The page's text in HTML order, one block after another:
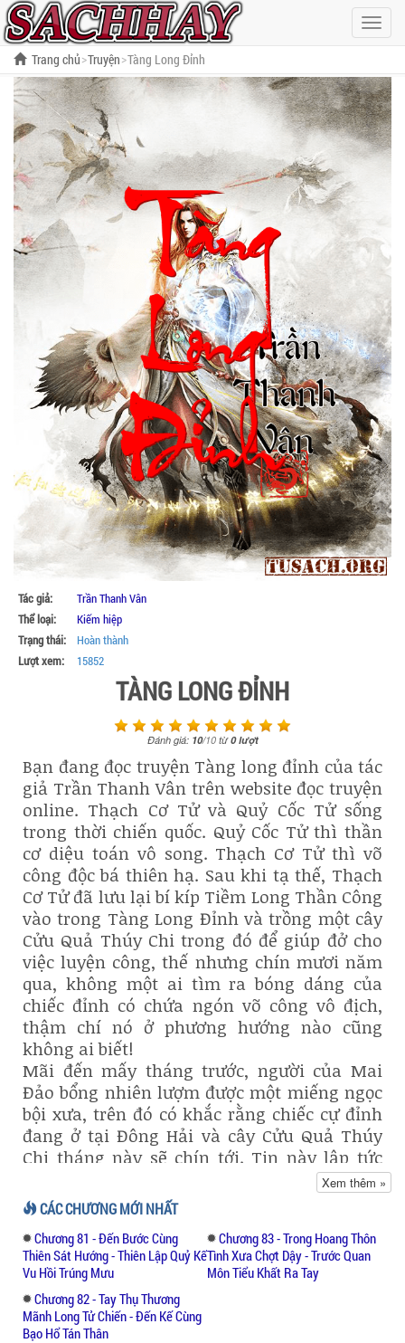
Hiện
menu
Trang chủ Truyện Tàng Long Đỉnh
Tác giả:
Trần Thanh Vân
Thể loại:
Kiếm hiệp
Trạng thái:
Hoàn thành
Lượt xem:
15852
TÀNG LONG ĐỈNH
Đánh giá: 10/10từ0lượt
Bạn đang đọc truyện Tàng long đỉnh của tác
giả Trần Thanh Vân trên website đọc truyện
online. Thạch Cơ Tử và Quỷ Cốc Tử sống
trong thời chiến quốc. Quỷ Cốc Tử thì thần
cơ diệu toán vô song. Thạch Cơ Tử thì võ
công độc bá thiên hạ. Sau khi tạ thế, Thạch
Cơ Tử đã lưu lại bí kíp Tiềm Long Thần Công
vào trong Tàng Long Đỉnh và trồng một cây
Cửu Quả Thúy Chi trong đó để giúp đở cho
việc luyện công, thế nhưng chín mươi năm
qua, không một ai tìm ra bóng dáng của
chiếc đỉnh có chứa ngón võ công vô địch,
thậm chí nó ở phương hướng nào cũng
không ai biết!
Mãi đến mấy tháng trước, người của Mai
Đảo bổng nhiên lượm được một miếng ngọc
bội xưa, trên đó có khắc rằng chiếc cự đỉnh
đang ở tại Đông Hải và cây Cửu Quả Thúy
Chi tháng này sẽ chín tới. Tin này lập tức
truyền khắp giang hồ, những kẻ bắt hình
bắt bóng lại phao rằng Mai Đảo Thế Gia đã
tìm được bí đồ của Thạch Cơ Tử, vì lẽ đó mà
mang lại cho Mai Đảo hoạ tận diệt toàn gia!
Tai kiếp này còn lan tới cả những người có
liên quan tới Mai Đảo ...
Xem thêm »
CÁC CHƯƠNG MỚI NHẤT
Chương 81 - Đến Bước Cùng
Thiên Sát Hướng - Thiên Lập Quỷ Kế
Vu Hồi Trúng Mưu
Chương 83 - Trong Hoang Thôn
Tình Xưa Chợt Dậy - Trước Quan
Môn Tiểu Khất Ra Tay
Chương 82 - Tay Thụ Thương
Mãnh Long Tử Chiến - Đến Kế Cùng
Bạo Hổ Tán Thân